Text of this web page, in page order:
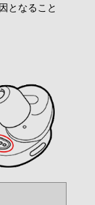
となること